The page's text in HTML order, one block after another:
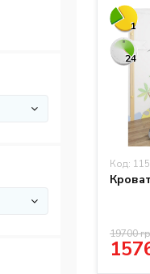
1
24
Код:
19700